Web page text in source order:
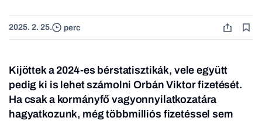
2025. 2. 25. perc
Kijöttek a 2024-es bérstatisztikák, vele együtt
pedig ki is lehet számolni Orbán Viktor fizetését.
Ha csak a kormányfő vagyonnyilatkozatára
hagyatkozunk, még többmilliós fizetéssel sem